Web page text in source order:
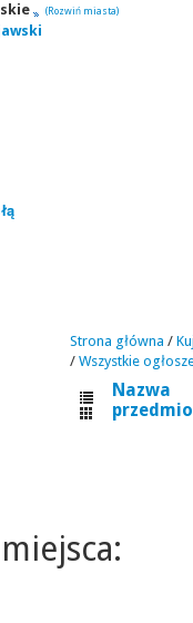
(Rozwiń miasta)
Strona główna /
/ Wszystkie
Nazwa